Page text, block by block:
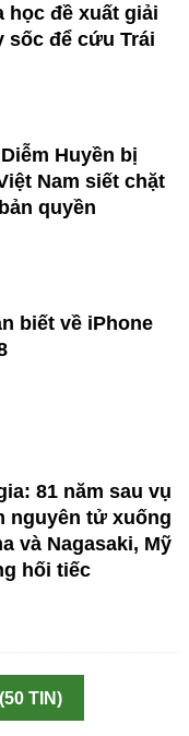
học đề xuất giải
sốc để cứu Trái
Huyền bị
Nam siết chặt
quyền
biết về iPhone
81 năm sau vụ
nguyên tử xuống
và Nagasaki, Mỹ
hối tiếc
TIN)